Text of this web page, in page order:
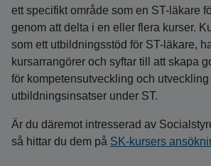
ett specifikt område som en ST-läkare
genom att delta i en eller flera kurser.
som ett utbildningsstöd för ST-läkare,
kursarrangörer och syftar till att skapa
för kompetensutveckling och utveckling
utbildningsinsatser under ST.
Är du däremot intresserad av
så hittar du dem på SK-kursers